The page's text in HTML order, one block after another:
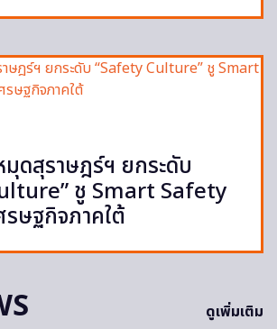
ดสุราษฎร์ฯ ยกระดับ
ชู Smart Safety
ษฐกิจภาคใต้
ดูเพิ่มเติม